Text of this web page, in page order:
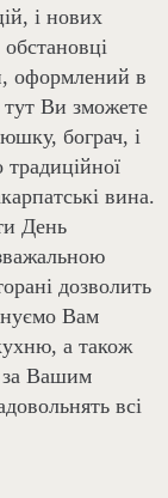
і нових
оформлений в
тут Ви зможете
бограч, і
традиційної
вина.
День
дозволить
Вам
а також
за Вашим
всі